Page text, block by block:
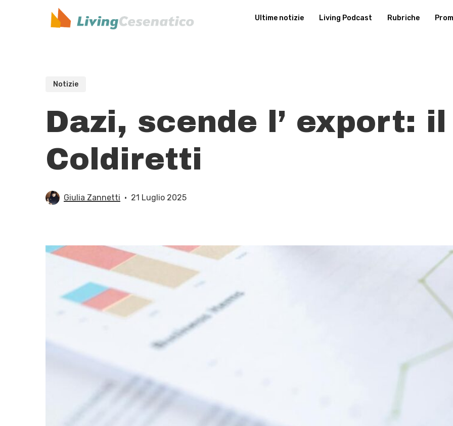
Ultime notizie Living Podcast Rubriche
Notizie
Dazi, scende l’ export:
Coldiretti
Giulia Zannetti 21 Luglio 2025